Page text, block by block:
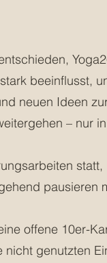
beeinflusst,
neuen Ideen
– nur
pausieren
offene 10er-
genutzten